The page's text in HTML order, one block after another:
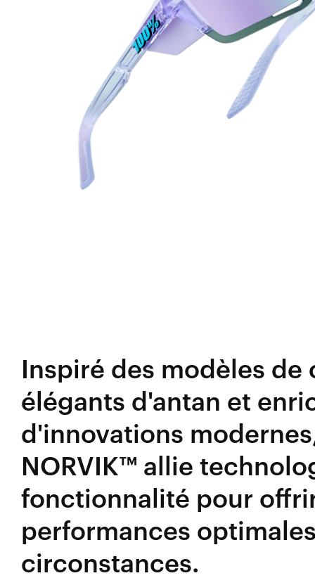
Inspiré des modèles de
élégants d'antan et
d'innovations
NORVIK™ allie
fonctionnalité pour
performances
circonstances.